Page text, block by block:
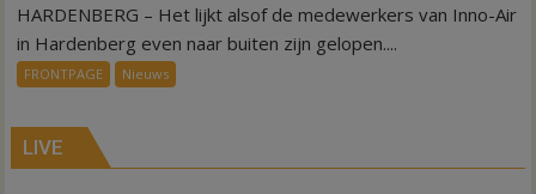
Warmte
HARDENBERG – Het lijkt alsof de medewerkers van Inno-Air
in Hardenberg even naar buiten zijn gelopen....
FRONTPAGE Nieuws
LIVE